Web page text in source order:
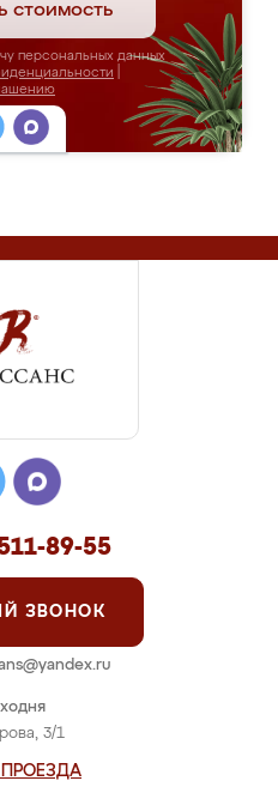
стоимость
персональных данных
3/1
89-55
ЗВОНОК